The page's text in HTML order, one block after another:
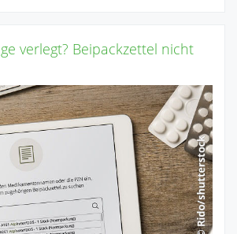
verlegt? Beipackzettel nicht